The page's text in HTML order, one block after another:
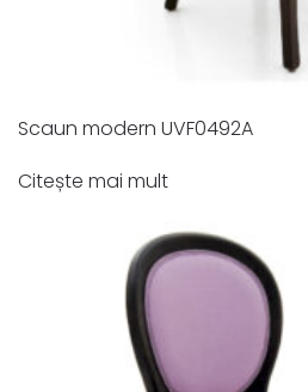
Scaun modern UVF0492A
Citește mai mult